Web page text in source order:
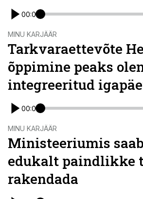
00:00
ST
MINU KARJÄÄR
Tarkvaraettevõte
õppimine peaks
integreeritud
00:00
MINU KARJÄÄR
Ministeeriumis
edukalt paindlikke
rakendada